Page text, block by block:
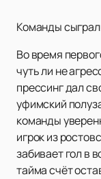
Команды
Во время
чуть ли не
прессинг дал
уфимский
команды
игрок из
забивает гол в
тайма счёт